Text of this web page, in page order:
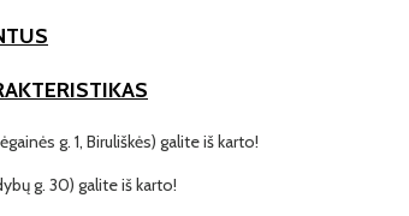
g. 1, Biruliškės) galite iš karto!
g. 30) galite iš karto!